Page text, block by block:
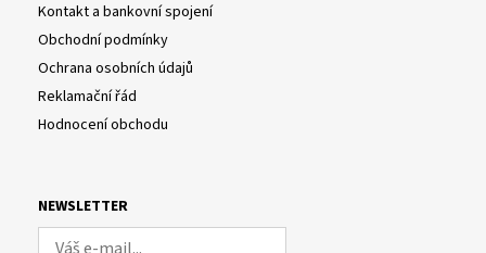
Kontakt a bankovní spojení
Obchodní podmínky
Ochrana osobních údajů
Reklamační řád
Hodnocení obchodu
NEWSLETTER